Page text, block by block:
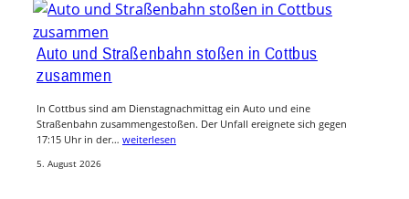
Auto und Straßenbahn stoßen in Cottbus
zusammen
In Cottbus sind am Dienstagnachmittag ein Auto und eine
Straßenbahn zusammengestoßen. Der Unfall ereignete sich gegen
17:15 Uhr in der… weiterlesen
5. August 2026